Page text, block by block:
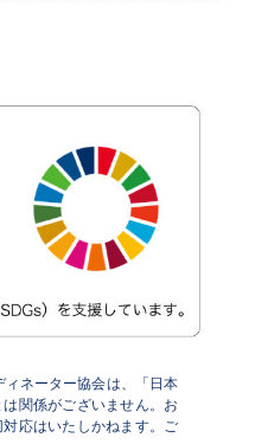
ネーター協会は、「日本
関係がございません。お
応はいたしかねます。ご